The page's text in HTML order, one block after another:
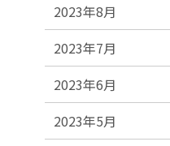
2023年8月
2023年7月
2023年6月
2023年5月